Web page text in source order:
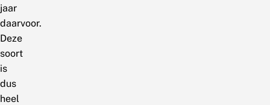
jaar
daarvoor.
Deze
soort
is
dus
heel